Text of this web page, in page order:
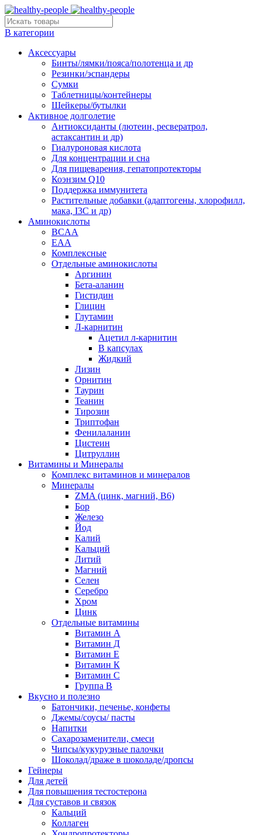
В категории
Аксессуары
Бинты/лямки/пояса/полотенца и др
Резинки/эспандеры
Сумки
Таблетницы/контейнеры
Шейкеры/бутылки
Активное долголетие
Антиоксиданты (лютеин, ресвератрол,
астаксантин и др)
Гиалуроновая кислота
Для концентрации и сна
Для пищеварения, гепатопротекторы
Коэнзим Q10
Поддержка иммунитета
Растительные добавки (адаптогены, хлорофилл,
мака, I3C и др)
Аминокислоты
BCAA
EAA
Комплексные
Отдельные аминокислоты
Аргинин
Бета-аланин
Гистидин
Глицин
Глутамин
Л-карнитин
Ацетил л-карнитин
В капсулах
Жидкий
Лизин
Орнитин
Таурин
Теанин
Тирозин
Триптофан
Фенилаланин
Цистеин
Цитруллин
Витамины и Минералы
Комплекс витаминов и минералов
Минералы
ZMA (цинк, магний, В6)
Бор
Железо
Йод
Калий
Кальций
Литий
Магний
Селен
Серебро
Хром
Цинк
Отдельные витамины
Витамин А
Витамин Д
Витамин Е
Витамин К
Витамин С
Группа В
Вкусно и полезно
Батончики, печенье, конфеты
Джемы/соусы/ пасты
Напитки
Сахарозаменители, смеси
Чипсы/кукурузные палочки
Шоколад/драже в шоколаде/дропсы
Гейнеры
Для детей
Для повышения тестостерона
Для суставов и связок
Кальций
Коллаген